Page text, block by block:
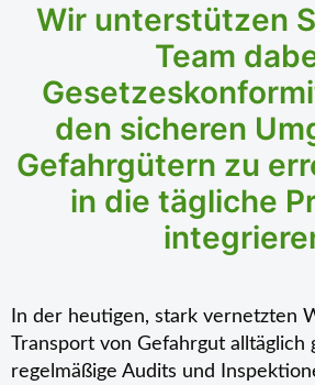
Wir unterstützen
Team
den sicheren
Gefahrgütern zu
in die tägliche
In der heutigen, stark vernetzten
Transport von Gefahrgut alltäglich
regelmäßige Audits und